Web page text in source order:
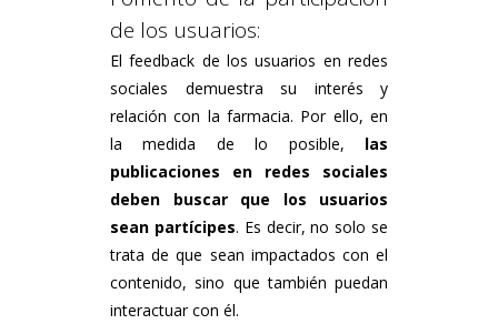
de los usuarios:
El feedback de los usuarios en redes
sociales demuestra su interés y
relación con la farmacia. Por ello, en
la medida de lo posible, las
publicaciones en redes sociales
deben buscar que los usuarios
sean partícipes. Es decir, no solo se
trata de que sean impactados con el
contenido, sino que también puedan
interactuar con él.